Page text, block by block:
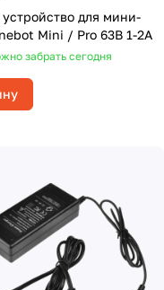
для мини-
Mini / Pro 63В 1-2А
забрать сегодня